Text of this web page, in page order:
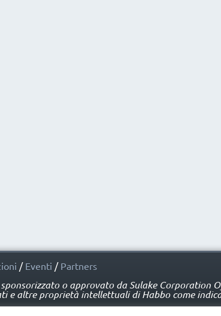
/ Eventi / Partners
o approvato da Sulake Corporation
e altre proprietà intellettuali di Habbo come